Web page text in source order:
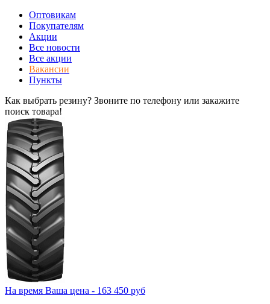
Оптовикам
Покупателям
Акции
Все новости
Все акции
Вакансии
Пункты
Как выбрать резину? Звоните по телефону или закажите
поиск товара!
На время Ваша цена - 163 450 руб